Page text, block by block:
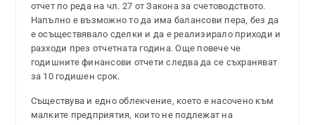
отчет по реда на чл. 27 от Закона за счетоводството.
Напълно е възможно то да има балансови пера, без да
е осъществявало сделки и да е реализирало приходи и
разходи през отчетната година. Още повече че
годишните финансови отчети следва да се съхраняват
за 10 годишен срок.
Съществува и едно облекчение, което е насочено към
малките предприятия, които не подлежат на